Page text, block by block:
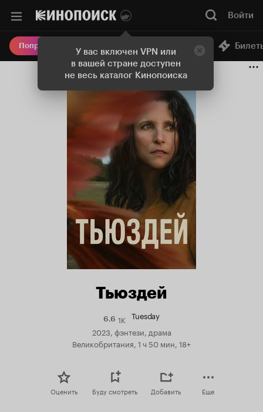
У вас включен VPN или
в вашей стране доступен
не весь каталог Кинопоиска
Войти
Попробовать Плюс Онлайн-кинотеатр
Тьюздей
6.6Рейтинг
Кинопоиска
6.6
1K Tuesday
2023, фэнтези, драма
Великобритания, 1 ч 50 мин, 18+
Оценить Буду смотреть Добавить Еще